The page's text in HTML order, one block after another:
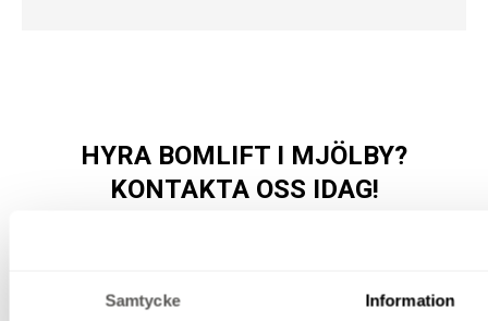
Samtycke Information
HYRA BOMLIFT I MJÖLBY?
KONTAKTA OSS IDAG!
projekt, finns vi här för att hjälpa dig.